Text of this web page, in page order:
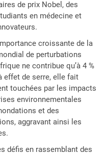
de prix Nobel, des
en médecine et
croissante de la
de perturbations
ne contribue qu’à 4 %
effet de serre, elle fait
touchées par les impacts
environnementales
et des
aggravant ainsi les
défis en rassemblant des